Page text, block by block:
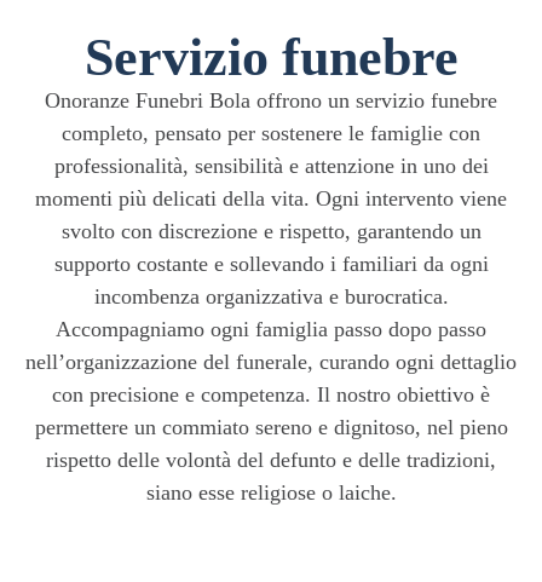
Servizio funebre
Onoranze Funebri Bola offrono un servizio funebre
completo, pensato per sostenere le famiglie con
professionalità, sensibilità e attenzione in uno dei
momenti più delicati della vita. Ogni intervento viene
svolto con discrezione e rispetto, garantendo un
supporto costante e sollevando i familiari da ogni
incombenza organizzativa e burocratica.
Accompagniamo ogni famiglia passo dopo passo
nell’organizzazione del funerale, curando ogni dettaglio
con precisione e competenza. Il nostro obiettivo è
permettere un commiato sereno e dignitoso, nel pieno
rispetto delle volontà del defunto e delle tradizioni,
siano esse religiose o laiche.